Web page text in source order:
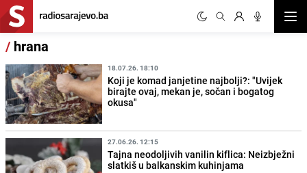
/ hrana
18.07.26. 18:10
Koji je komad janjetine najbolji?: "Uvijek
birajte ovaj, mekan je, sočan i bogatog
okusa"
27.06.26. 12:15
Tajna neodoljivih vanilin kiflica: Neizbježni
slatkiš u balkanskim kuhinjama